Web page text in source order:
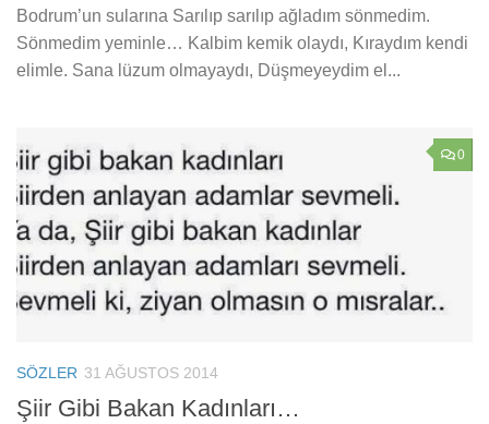
Bodrum’un sularına Sarılıp sarılıp ağladım sönmedim.
Sönmedim yeminle… Kalbim kemik olaydı, Kıraydım kendi
elimle. Sana lüzum olmayaydı, Düşmeyeydim el...
0
SÖZLER 31 AĞUSTOS 2014
Şiir Gibi Bakan Kadınları…